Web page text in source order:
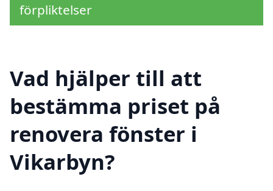
förpliktelser
Vad hjälper till att
bestämma priset på
renovera fönster i
Vikarbyn?